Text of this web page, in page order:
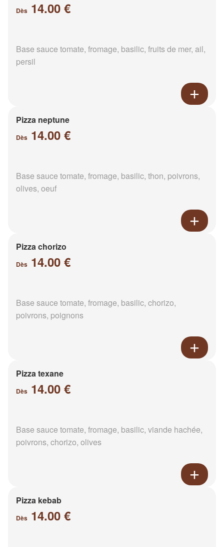
Dès 14.00 €
Base sauce tomate, fromage, basilic, fruits de mer, ail,
persil
Pizza neptune
Dès 14.00 €
Base sauce tomate, fromage, basilic, thon, poivrons,
olives, oeuf
Pizza chorizo
Dès 14.00 €
Base sauce tomate, fromage, basilic, chorizo,
poivrons, poignons
Pizza texane
Dès 14.00 €
Base sauce tomate, fromage, basilic, viande hachée,
poivrons, chorizo, olives
Pizza kebab
Dès 14.00 €